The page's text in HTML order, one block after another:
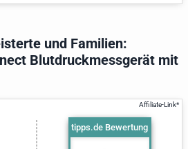
und Familien:
Blutdruckmessgerät mit
tipps.de Bewertung